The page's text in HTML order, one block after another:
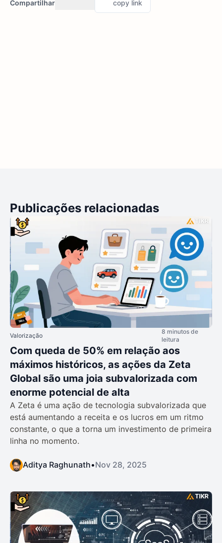
Compartilhar copy link
Publicações relacionadas
Valorização
8 minutos de
leitura
Com queda de 50% em relação aos
máximos históricos, as ações da Zeta
Global são uma joia subvalorizada com
enorme potencial de alta
A Zeta é uma ação de tecnologia subvalorizada que
está aumentando a receita e os lucros em um ritmo
constante, o que a torna um investimento de primeira
linha no momento.
Aditya Raghunath•Nov 28, 2025